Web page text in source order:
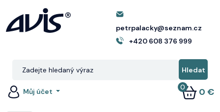
petrpalacky@seznam.cz
+420 608 376 999
Můj účet 0 €
0